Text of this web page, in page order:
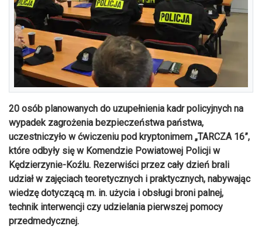
20 osób planowanych do uzupełnienia kadr policyjnych na
wypadek zagrożenia bezpieczeństwa państwa,
uczestniczyło w ćwiczeniu pod kryptonimem „TARCZA 16”,
które odbyły się w Komendzie Powiatowej Policji w
Kędzierzynie-Koźlu. Rezerwiści przez cały dzień brali
udział w zajęciach teoretycznych i praktycznych, nabywając
wiedzę dotyczącą m. in. użycia i obsługi broni palnej,
technik interwencji czy udzielania pierwszej pomocy
przedmedycznej.